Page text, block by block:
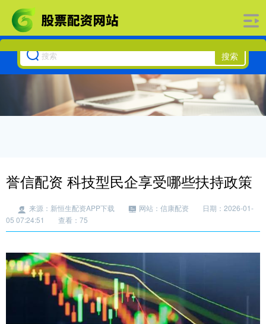
搜索
誉信配资 科技型民企享受哪些扶持政策
来源：新恒生配资APP下载 网站：信康配资
日期：2026-01-
05 07:24:51
查看：75